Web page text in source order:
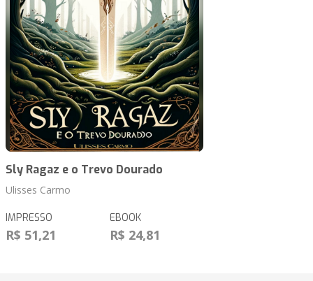
Sly Ragaz e o Trevo Dourado
Ulisses Carmo
IMPRESSO
R$ 51,21
EBOOK
R$ 24,81